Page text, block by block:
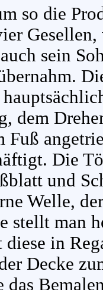
so die
sein
dem
Fuß
Die
und
Welle,
stellt man
in
Decke